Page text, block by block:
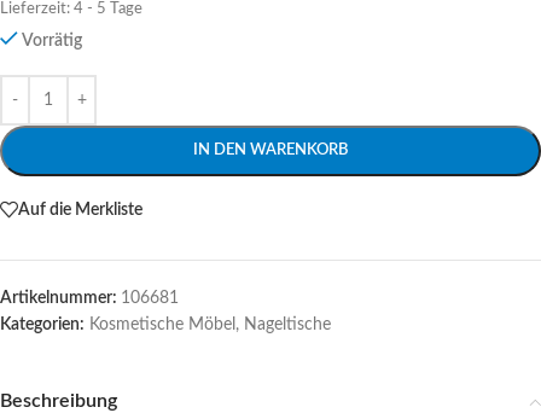
Lieferzeit: 4 - 5 Tage
Vorrätig
IN DEN WARENKORB
Alternative:
Auf die Merkliste
Artikelnummer: 106681
Kategorien: Kosmetische Möbel , Nageltische
Beschreibung